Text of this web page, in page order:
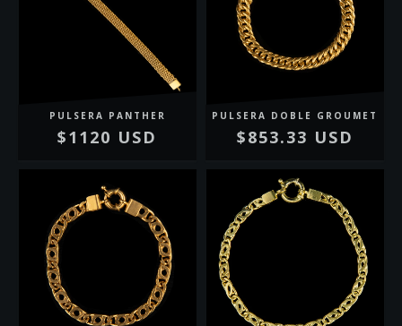
PULSERA PANTHER
$1120 USD
PULSERA DOBLE GROUMET
$853.33 USD